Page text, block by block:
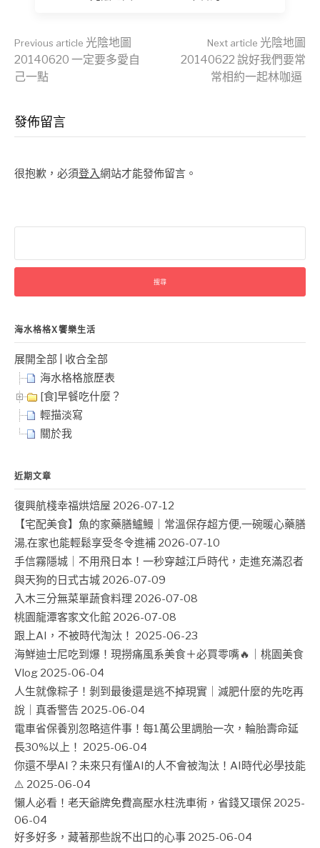
Continue
Reading
Previous article 光陰地圖
20140620 一定要多愛自
己一點
Next article 光陰地圖
20140622 說好我們要常
常相約一起林咖逼
發佈留言
很抱歉，必須登入網站才能發佈留言。
關
字:
海水格格X饗樂生活
展開全部
收合全部
海水格格旅歷表
[食]早餐吃什麼？
輕描淡寫
關於我
近期文章
復興航棧幸福烘焙屋 2026-07-12
【宅配美食】魚的家藥膳鱸鰻｜常溫保存超方便,一碗暖心藥膳
湯,在家也能輕鬆享受冬令進補 2026-07-10
手信霧隱城｜不用飛日本！一秒穿越江戶時代，走進充滿忍者
與天狗的日式古城 2026-07-09
入木三分無菜單蔬食料理 2026-07-08
桃園龍潭客家文化館 2026-07-08
跟上AI，不被時代淘汰！ 2025-06-23
海鮮迪士尼吃到爆！現撈痛風系美食＋必買零嘴🔥｜桃園美食
Vlog 2025-06-04
人生就像粽子！剝到最後還是逃不掉現實｜減肥什麼的先吃再
說｜真香警告 2025-06-04
電車省保養別忽略這件事！每1萬公里調胎一次，輪胎壽命延
長30%以上！ 2025-06-04
你還不學AI？未來只有懂AI的人不會被淘汰！AI時代必學技能
⚠️ 2025-06-04
懶人必看！老天爺牌免費高壓水柱洗車術，省錢又環保 2025-
06-04
好多好多，藏著那些說不出口的心事 2025-06-04